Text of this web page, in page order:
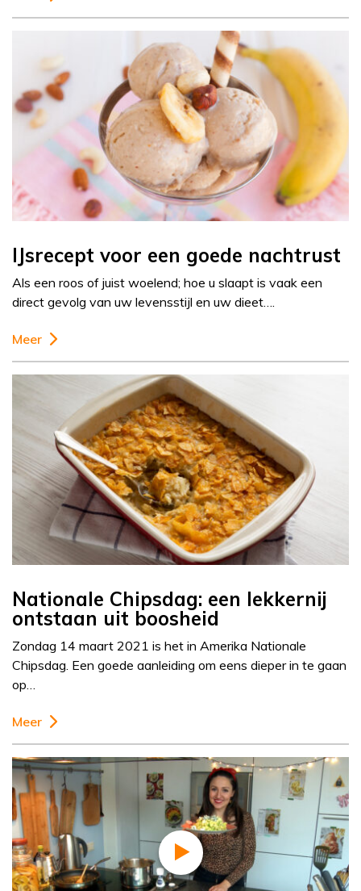
IJsrecept voor een goede nachtrust
Als een roos of juist woelend; hoe u slaapt is vaak een
direct gevolg van uw levensstijl en uw dieet….
Meer
Nationale Chipsdag: een lekkernij
ontstaan uit boosheid
Zondag 14 maart 2021 is het in Amerika Nationale
Chipsdag. Een goede aanleiding om eens dieper in te gaan
op…
Meer